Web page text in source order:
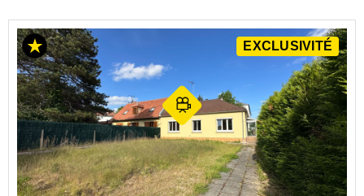
ACHAT
MAISON
HAUTS-
DE-
FRANCE
OISE
(60)
COMPIEGNE
(60200)
EXCLUSIVITÉ